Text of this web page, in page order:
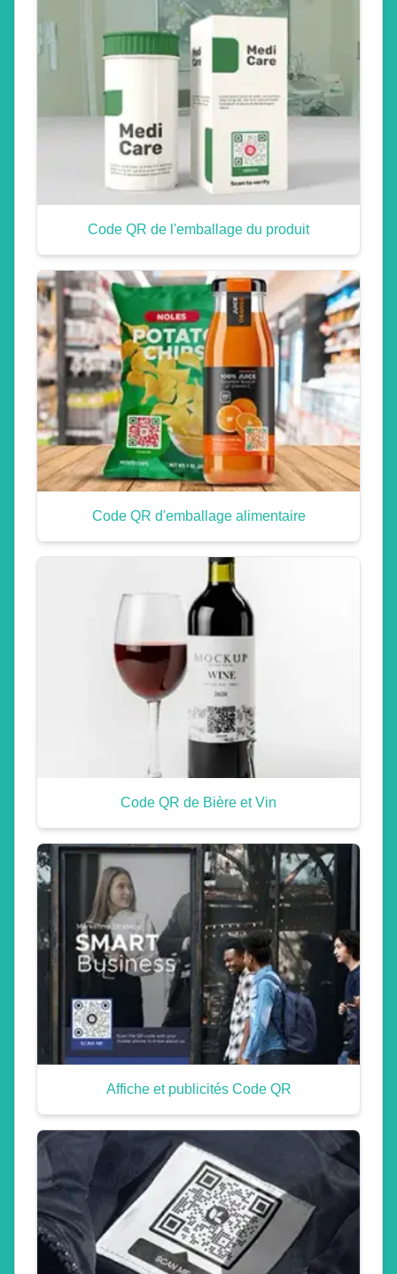
Code QR de l'emballage du produit
Code QR d'emballage alimentaire
Code QR de Bière et Vin
Affiche et publicités Code QR